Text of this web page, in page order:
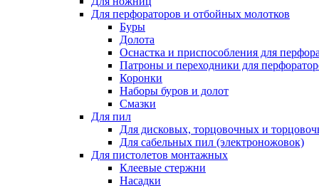
Для перфораторов и отбойных молотков
Буры
Долота
Оснастка и приспособления для
Патроны и переходники для
Коронки
Наборы буров и долот
Смазки
Для пил
Для дисковых, торцовочных и
Для сабельных пил (электроножовок)
Для пистолетов монтажных
Клеевые стержни
Насадки